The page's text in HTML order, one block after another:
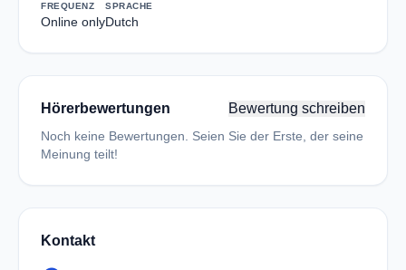
FREQUENZ
Online only
SPRACHE
Dutch
Hörerbewertungen Bewertung schreiben
Noch keine Bewertungen. Seien Sie der Erste, der seine
Meinung teilt!
Kontakt